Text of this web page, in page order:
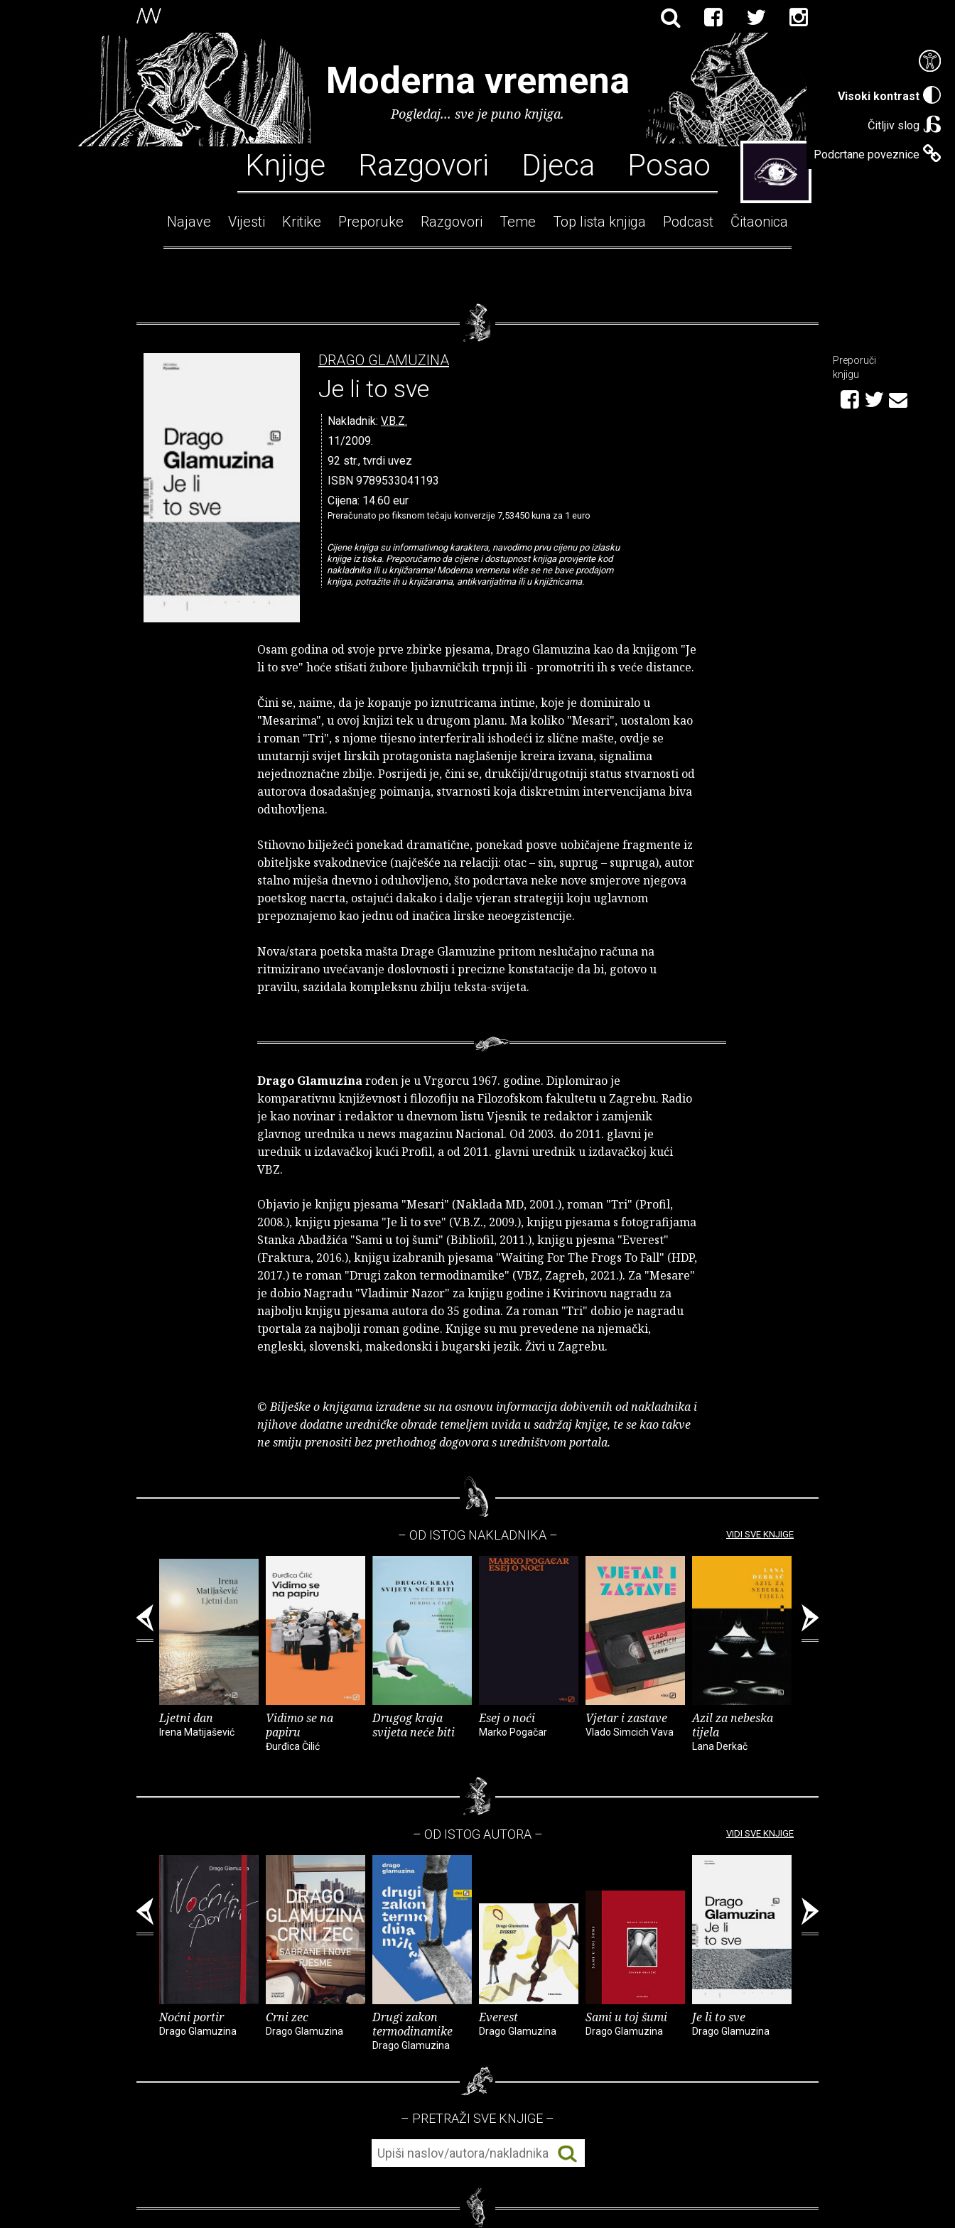
Visoki kontrast
Čitljiv slog
Podcrtane poveznice
Moderna vremena
Pogledaj... sve je puno knjiga.
Knjige Razgovori Djeca Posao
Najave Vijesti Kritike Preporuke Razgovori Teme Top lista knjiga Podcast Čitaonica
DRAGO GLAMUZINA
Je li to sve
Nakladnik: V.B.Z.
11/2009.
92 str., tvrdi uvez
ISBN 9789533041193
Cijena: 14.60 eur
Preračunato po fiksnom tečaju konverzije 7,53450 kuna za 1 euro
Cijene knjiga su informativnog karaktera, navodimo prvu cijenu po izlasku
knjige iz tiska. Preporučamo da cijene i dostupnost knjiga provjerite kod
nakladnika ili u knjižarama! Moderna vremena više se ne bave prodajom
knjiga, potražite ih u knjižarama, antikvarijatima ili u knjižnicama.
Osam godina od svoje prve zbirke pjesama, Drago Glamuzina kao da knjigom "Je
li to sve" hoće stišati žubore ljubavničkih trpnji ili - promotriti ih s veće distance.
Čini se, naime, da je kopanje po iznutricama intime, koje je dominiralo u
"Mesarima", u ovoj knjizi tek u drugom planu. Ma koliko "Mesari", uostalom kao
i roman "Tri", s njome tijesno interferirali ishodeći iz slične mašte, ovdje se
unutarnji svijet lirskih protagonista naglašenije kreira izvana, signalima
nejednoznačne zbilje. Posrijedi je, čini se, drukčiji/drugotniji status stvarnosti od
autorova dosadašnjeg poimanja, stvarnosti koja diskretnim intervencijama biva
oduhovljena.
Stihovno bilježeći ponekad dramatične, ponekad posve uobičajene fragmente iz
obiteljske svakodnevice (najčešće na relaciji: otac – sin, suprug – supruga), autor
stalno miješa dnevno i oduhovljeno, što podcrtava neke nove smjerove njegova
poetskog nacrta, ostajući dakako i dalje vjeran strategiji koju uglavnom
prepoznajemo kao jednu od inačica lirske neoegzistencije.
Nova/stara poetska mašta Drage Glamuzine pritom neslučajno računa na
ritmizirano uvećavanje doslovnosti i precizne konstatacije da bi, gotovo u
pravilu, sazidala kompleksnu zbilju teksta-svijeta.
Drago Glamuzinarođen je u Vrgorcu 1967. godine. Diplomirao je
komparativnu književnost i filozofiju na Filozofskom fakultetu u Zagrebu. Radio
je kao novinar i redaktor u dnevnom listu Vjesnik te redaktor i zamjenik
glavnog urednika u news magazinu Nacional. Od 2003. do 2011. glavni je
urednik u izdavačkoj kući Profil, a od 2011. glavni urednik u izdavačkoj kući
VBZ.
Objavio je knjigu pjesama "Mesari" (Naklada MD, 2001.), roman "Tri" (Profil,
2008.), knjigu pjesama "Je li to sve" (V.B.Z., 2009.), knjigu pjesama s fotografijama
Stanka Abadžića "Sami u toj šumi" (Bibliofil, 2011.), knjigu pjesma "Everest"
(Fraktura, 2016.), knjigu izabranih pjesama "Waiting For The Frogs To Fall" (HDP,
2017.) te roman "Drugi zakon termodinamike" (VBZ, Zagreb, 2021.). Za "Mesare"
je dobio Nagradu "Vladimir Nazor" za knjigu godine i Kvirinovu nagradu za
najbolju knjigu pjesama autora do 35 godina. Za roman "Tri" dobio je nagradu
tportala za najbolji roman godine. Knjige su mu prevedene na njemački,
engleski, slovenski, makedonski i bugarski jezik. Živi u Zagrebu.
© Bilješke o knjigama izrađene su na osnovu informacija dobivenih od nakladnika i
njihove dodatne uredničke obrade temeljem uvida u sadržaj knjige, te se kao takve
ne smiju prenositi bez prethodnog dogovora s uredništvom portala.
Preporuči
knjigu
– OD ISTOG NAKLADNIKA –
Ljetni dan
Irena Matijašević
Vidimo se na
papiru
Đurđica Čilić
Drugog kraja
svijeta neće biti
Esej o noći
Marko Pogačar
Vjetar i zastave
Vlado Simcich Vava
Azil za nebeska
tijela
Lana Derkač
VIDI SVE KNJIGE
– OD ISTOG AUTORA –
Noćni portir
Drago Glamuzina
Crni zec
Drago Glamuzina
Drugi zakon
termodinamike
Drago Glamuzina
Everest
Drago Glamuzina
Sami u toj šumi
Drago Glamuzina
Je li to sve
Drago Glamuzina
VIDI SVE KNJIGE
– PRETRAŽI SVE KNJIGE –